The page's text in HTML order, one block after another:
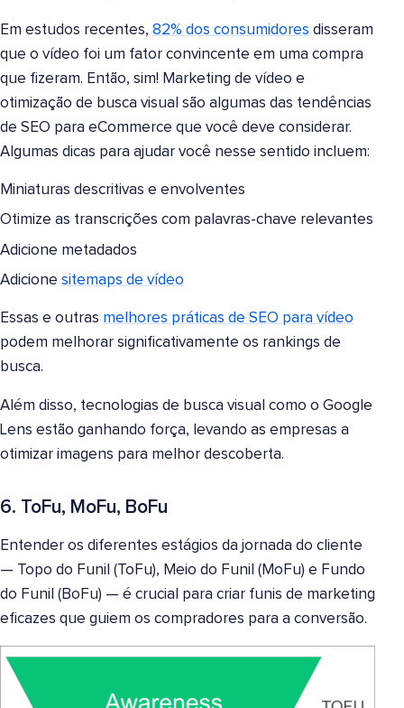
Em estudos recentes, 82% dos consumidores disseram
que o vídeo foi um fator convincente em uma compra
que fizeram. Então, sim! Marketing de vídeo e
otimização de busca visual são algumas das tendências
de SEO para eCommerce que você deve considerar.
Algumas dicas para ajudar você nesse sentido incluem:
Miniaturas descritivas e envolventes
Otimize as transcrições com palavras-chave relevantes
Adicione metadados
Adicione sitemaps de vídeo
Essas e outras melhores práticas de SEO para vídeo
podem melhorar significativamente os rankings de
busca.
Além disso, tecnologias de busca visual como o Google
Lens estão ganhando força, levando as empresas a
otimizar imagens para melhor descoberta.
6. ToFu, MoFu, BoFu
Entender os diferentes estágios da jornada do cliente
— Topo do Funil (ToFu), Meio do Funil (MoFu) e Fundo
do Funil (BoFu) — é crucial para criar funis de marketing
eficazes que guiem os compradores para a conversão.